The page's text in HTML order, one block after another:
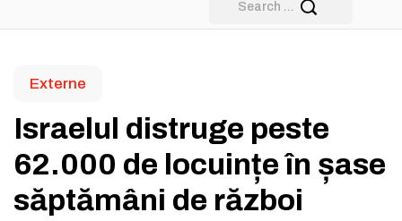
Externe
Israelul distruge peste
62.000 de locuințe în șase
săptămâni de război